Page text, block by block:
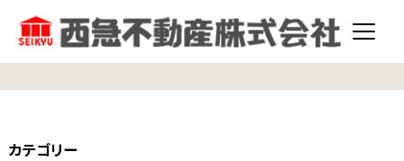
カテゴリー